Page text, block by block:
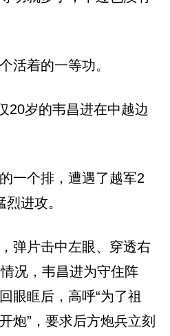
活着的一等功。
20岁的韦昌进在中越边
一个排，遭遇了越军2
进攻。
弹片击中左眼、穿透右
况，韦昌进为守住阵
眼眶后，高呼“为了祖
炮”，要求后方炮兵立刻